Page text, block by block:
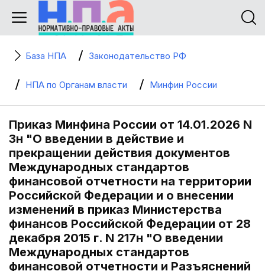
База НПА Законодательство РФ
НПА по Органам власти Минфин России
Приказ Минфина России от 14.01.2026 N
3н "О введении в действие и
прекращении действия документов
Международных стандартов
финансовой отчетности на территории
Российской Федерации и о внесении
изменений в приказ Министерства
финансов Российской Федерации от 28
декабря 2015 г. N 217н "О введении
Международных стандартов
финансовой отчетности и Разъяснений